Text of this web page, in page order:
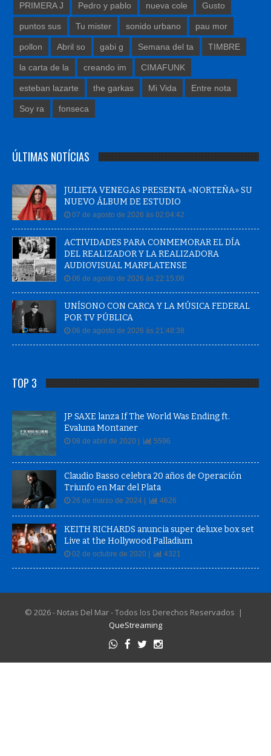
PRIMERA J Pedro y pablo nueva cole Gusto
puntos sus Tu mister sonido urbano pau mor
pollon Abril so gabi g Semana del ta TIMBRE
la carta de la creando im CIMAFUNK
esteban lazarte the garkas Mi Vida Entre nota
Soy ra fonseca
ÚLTIMAS NOTÍCIAS
JULIETA VENEGAS PRESENTA «NORTEÑA» SU
NUEVO ÁLBUM DE ESTUDIO
07 de agosto de 2026 às 02:04:42
ACTIVIDADES PARA CONMEMORAR EL DÍA
DEL REALIZADOR Y LA REALIZADORA
AUDIOVISUAL MARPLATENSE
06 de agosto de 2026 às 22:15:06
UNÍSONO CON CARCA Y LA MÚSICA FEDERAL
POR TV PÚBLICA
06 de agosto de 2026 às 21:48:38
TOP 3
JP SAXE lanza If The World Was Ending ft.
Evaluna Montaner
08 de abril de 2020 | 5596
Claudio Basso celebra 20 años de Operación
Triunfo en Mar del Plata
26 de marzo de 2024 | 4626
KEITH RICHARDS anuncia super deluxe box set
Live at the Hollywood Palladium
02 de octubre de 2020 | 4321
© 2026 - Notas Del Mar - Todos los Derechos Reservados |
QueStreaming